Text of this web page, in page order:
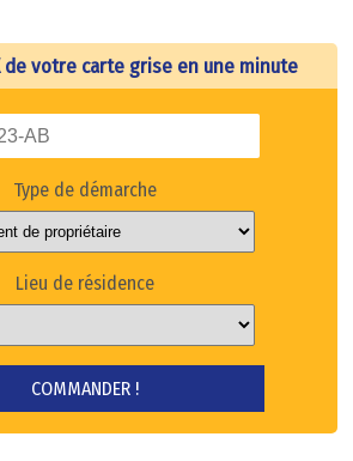
de votre carte grise en une minute
Type de démarche
Lieu de résidence